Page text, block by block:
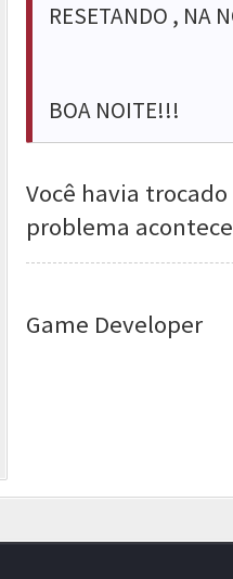
RESETANDO , NA
BOA NOITE!!!
Você havia
problema
Game Developer